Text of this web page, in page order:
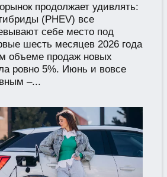
продолжает удивлять:
(PHEV) все
себе место под
шесть месяцев 2026 года
объеме продаж новых
ровно 5%. Июнь и вовсе
–...